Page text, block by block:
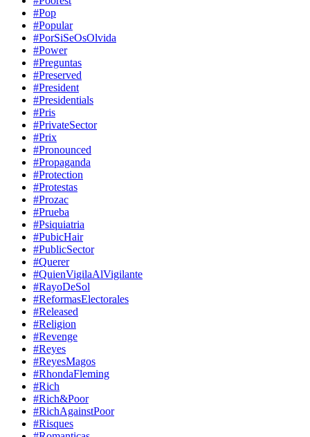
#Pop
#Popular
#PorSiSeOsOlvida
#Power
#Preguntas
#Preserved
#President
#Presidentials
#Pris
#PrivateSector
#Prix
#Pronounced
#Propaganda
#Protection
#Protestas
#Prozac
#Prueba
#Psiquiatria
#PubicHair
#PublicSector
#Querer
#QuienVigilaAlVigilante
#RayoDeSol
#ReformasElectorales
#Released
#Religion
#Revenge
#Reyes
#ReyesMagos
#RhondaFleming
#Rich
#Rich&Poor
#RichAgainstPoor
#Risques